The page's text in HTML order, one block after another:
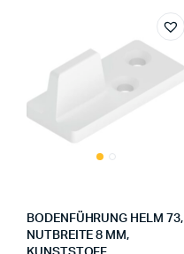
BODENFÜHRUNG HELM 73,
NUTBREITE 8 MM,